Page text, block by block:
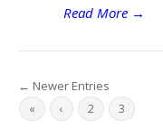
Read More →
← Newer Entries
« ‹ 2 3